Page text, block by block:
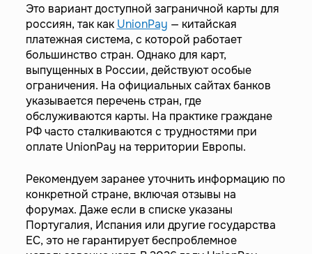
Это вариант доступной заграничной карты для
россиян, так как UnionPay — китайская
платежная система, с которой работает
большинство стран. Однако для карт,
выпущенных в России, действуют особые
ограничения. На официальных сайтах банков
указывается перечень стран, где
обслуживаются карты. На практике граждане
РФ часто сталкиваются с трудностями при
оплате UnionPay на территории Европы.
Рекомендуем заранее уточнить информацию по
конкретной стране, включая отзывы на
форумах. Даже если в списке указаны
Португалия, Испания или другие государства
ЕС, это не гарантирует беспроблемное